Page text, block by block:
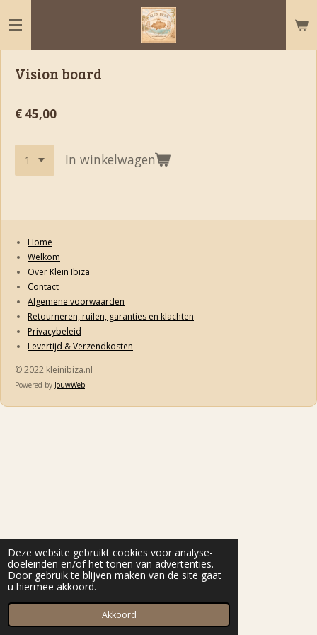
Deze website gebruikt cookies voor analyse-
doeleinden en/of het tonen van advertenties.
Door gebruik te blijven maken van de site gaat
u hiermee akkoord.
Akkoord
direct
naar
deVision board
€ 45,00
In winkelwagen
Home
Welkom
Over Klein Ibiza
Contact
Algemene voorwaarden
Retourneren, ruilen, garanties en klachten
Privacybeleid
Levertijd & Verzendkosten
© 2022 kleinibiza.nl
Powered by JouwWeb